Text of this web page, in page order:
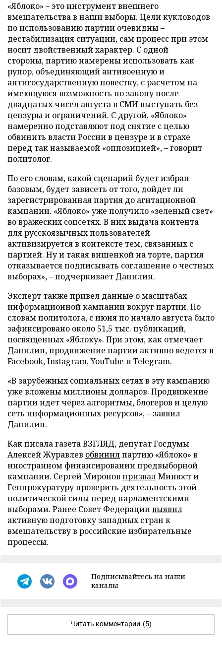
«Яблоко» – это инструмент внешнего
вмешательства в наши выборы. Цели кукловодов
по использованию партии очевидны –
дестабилизация ситуации, сам процесс при этом
носит двойственный характер. С одной
стороны, партию намерены использовать как
рупор, объединяющий антивоенную и
антигосударственную повестку, с расчетом на
имеющуюся возможность по закону после
двадцатых чисел августа в СМИ выступать без
цензуры и ограничений. С другой, «Яблоко»
намеренно подставляют под снятие с целью
обвинить власти России в цензуре и в страхе
перед так называемой «оппозицией», – говорит
политолог.
По его словам, какой сценарий будет избран
базовым, будет зависеть от того, дойдет ли
зарегистрированная партия до агитационной
кампании. «Яблоко» уже получило «зеленый свет»
во вражеских соцсетях. В них выдача контента
для русскоязычных пользователей
активизируется в контексте тем, связанных с
партией. Ну и такая вишенкой на торте, партия
отказывается подписывать соглашение о честных
выборах», – подчеркивает Данилин.
Эксперт также привел данные о масштабах
информационной кампании вокруг партии. По
словам политолога, с июня по начало августа было
зафиксировано около 51,5 тыс. публикаций,
посвященных «Яблоку». При этом, как отмечает
Данилин, продвижение партии активно ведется в
Facebook, Instagram, YouTube и Telegram.
«В зарубежных социальных сетях в эту кампанию
уже вложены миллионы долларов. Продвижение
партии идет через алгоритмы, блогеров и целую
сеть информационных ресурсов», – заявил
Данилин.
Как писала газета ВЗГЛЯД, депутат Госдумы
Алексей Журавлев обвинилпартию «Яблоко» в
иностранном финансировании предвыборной
кампании. Сергей Миронов призвалМинюст и
Генпрокуратуру проверить деятельность этой
политической силы перед парламентскими
выборами. Ранее Совет Федерациивыявил
активную подготовку западных стран к
вмешательству в российские избирательные
процессы.
Подписывайтесь на наши
каналы
Читать комментарии (5)